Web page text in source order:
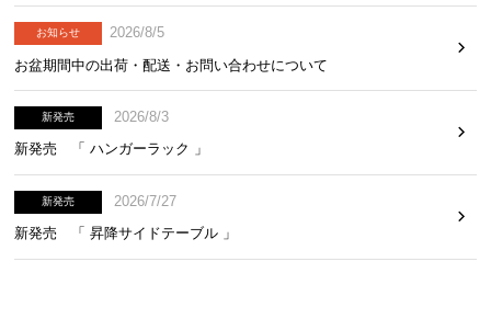
お知らせ
2026/8/5
お盆期間中の出荷・配送・お問い合わせについて
新発売
2026/8/3
新発売 「 ハンガーラック 」
新発売
2026/7/27
新発売 「 昇降サイドテーブル 」